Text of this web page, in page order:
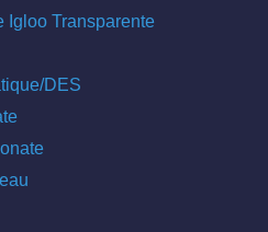
Igloo Transparente
DES